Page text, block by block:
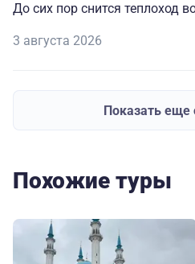
До сих пор снится теплоход
3 августа 2026
Показать
Похожие туры